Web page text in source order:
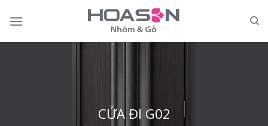
CỬA ĐI G02